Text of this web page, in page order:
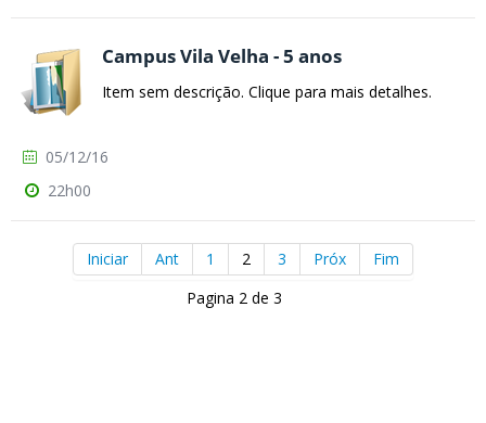
Campus Vila Velha - 5 anos
Item sem descrição. Clique para mais detalhes.
05/12/16
22h00
Iniciar Ant 1 2 3 Próx
Fim
Pagina 2 de 3